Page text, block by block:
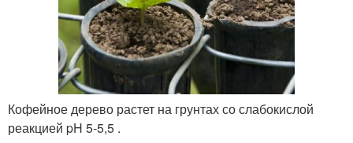
Кофейное дерево растет на грунтах со слабокислой
реакцией pH 5-5,5 .